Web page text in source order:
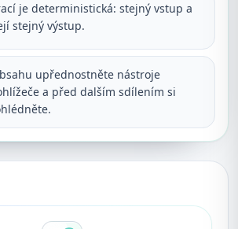
je deterministická: stejný vstup a
stejný výstup.
upřednostněte nástroje
a před dalším sdílením si